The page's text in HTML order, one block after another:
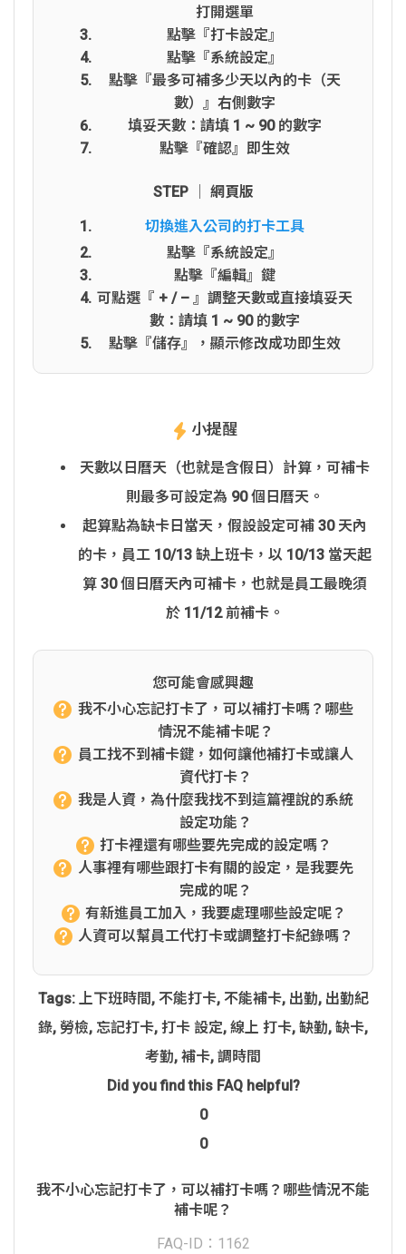
打開選單
點擊『打卡設定』
點擊『系統設定』
點擊『最多可補多少天以內的卡（天
數）』右側數字
填妥天數：請填 1 ~ 90 的數字
點擊『確認』即生效
STEP │ 網頁版
切換進入公司的打卡工具
點擊『系統設定』
點擊『編輯』鍵
可點選『 + / – 』調整天數或直接填妥天
數：請填 1 ~ 90 的數字
點擊『儲存』，顯示修改成功即生效
小提醒
天數以日曆天（也就是含假日）計算，可補卡
則最多可設定為 90 個日曆天。
起算點為缺卡日當天，假設設定可補 30 天內
的卡，員工 10/13 缺上班卡，以 10/13 當天起
算 30 個日曆天內可補卡，也就是員工最晚須
於 11/12 前補卡。
您可能會感興趣
我不小心忘記打卡了，可以補打卡嗎？哪些
情況不能補卡呢？
員工找不到補卡鍵，如何讓他補打卡或讓人
資代打卡？
我是人資，為什麼我找不到這篇裡說的系統
設定功能？
打卡裡還有哪些要先完成的設定嗎？
人事裡有哪些跟打卡有關的設定，是我要先
完成的呢？
有新進員工加入，我要處理哪些設定呢？
人資可以幫員工代打卡或調整打卡紀錄嗎？
Tags: 上下班時間 , 不能打卡, 不能補卡, 出勤, 出勤紀
錄, 勞檢, 忘記打卡, 打卡 設定, 線上 打卡, 缺勤, 缺卡,
考勤, 補卡, 調時間
Did you find this FAQ helpful?
0
0
我不小心忘記打卡了，可以補打卡嗎？哪些情況不能
補卡呢？
FAQ-ID：1162